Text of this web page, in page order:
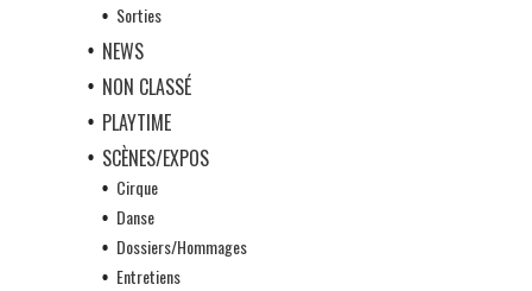
Sorties
NEWS
NON CLASSÉ
PLAYTIME
SCÈNES/EXPOS
Cirque
Danse
Dossiers/Hommages
Entretiens